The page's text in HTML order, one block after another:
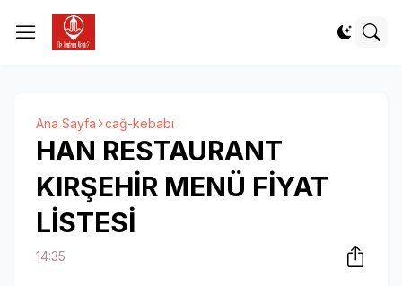
Ana Sayfa cağ-kebabı
HAN RESTAURANT
KIRŞEHİR MENÜ FİYAT
LİSTESİ
14:35